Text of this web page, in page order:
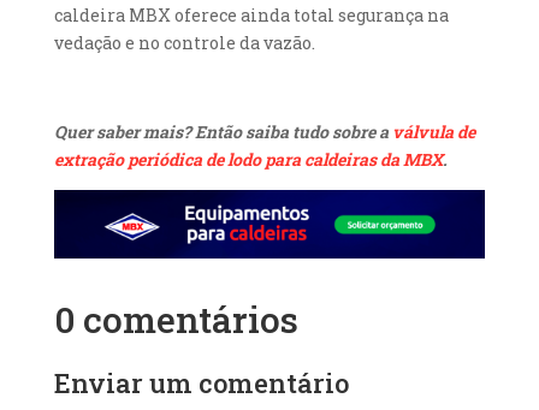
caldeira MBX oferece ainda total segurança na
vedação e no controle da vazão.
Quer saber mais? Então saiba tudo sobre a válvula de
extração periódica de lodo para caldeiras da MBX.
0 comentários
Enviar um comentário